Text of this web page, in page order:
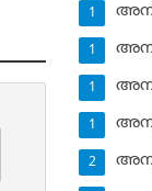
1
1
1
1
2